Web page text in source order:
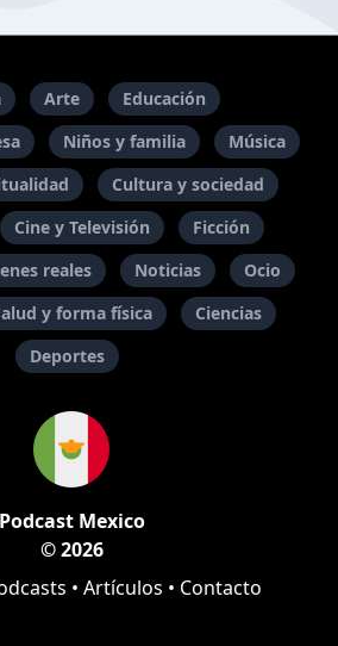
Arte
Educación
Niños y familia
Música
Cultura y sociedad
Cine y Televisión
Ficción
reales Noticias
Ocio
y forma física
Ciencias
Deportes
Podcast Mexico
© 2026
• Artículos • Contacto